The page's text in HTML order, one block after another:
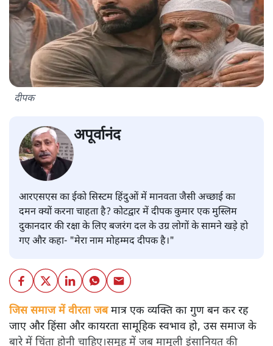
दीपक
अपूर्वानंद
आरएसएस का ईको सिस्टम हिंदुओं में मानवता जैसी अच्छाई का
दमन क्यों करना चाहता है? कोटद्वार में दीपक कुमार एक मुस्लिम
दुकानदार की रक्षा के लिए बजरंग दल के उग्र लोगों के सामने खड़े हो
गए और कहा- "मेरा नाम मोहम्मद दीपक है।"
जिस समाज में वीरता जबमात्र एक व्यक्ति का गुण बन कर रह
जाए और हिंसा और कायरता सामूहिक स्वभाव हो, उस समाज के
बारे में चिंता होनी चाहिए।समूह में जब मामूली इंसानियत की